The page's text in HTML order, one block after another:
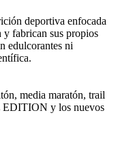
deportiva enfocada
y fabrican sus propios
edulcorantes ni
media maratón, trail
y los nuevos